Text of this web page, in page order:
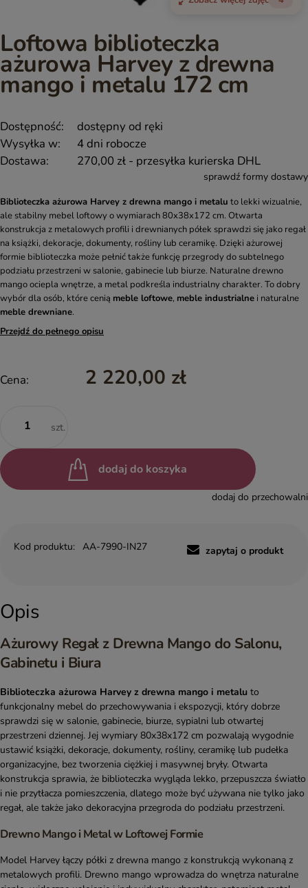
Loftowa biblioteczka
ażurowa Harvey z drewna
mango i metalu 172 cm
Dostępność:
dostępny od ręki
Wysyłka w:
4 dni robocze
Dostawa:
270,00 zł - przesyłka kurierska DHL
sprawdź formy dostawy
Biblioteczka ażurowa Harvey z drewna mango i metalu to lekki wizualnie,
ale stabilny mebel loftowy o wymiarach 80x38x172 cm. Otwarta
konstrukcja z metalowych profili i drewnianych półek sprawdzi się jako regał
na książki, dekoracje, dokumenty, rośliny lub ceramikę. Dzięki ażurowej
formie biblioteczka może pełnić także funkcję przegrody do subtelnego
podziału przestrzeni w salonie, gabinecie lub biurze. Naturalne drewno
mango ociepla wnętrze, a metal podkreśla industrialny charakter. To dobry
wybór dla osób, które cenią meble loftowe, meble industrialne i naturalne
meble drewniane.
Przejdź do pełnego opisu
Cena: 2 220,00 zł
szt.
dodaj do koszyka
dodaj do przechowalni
Kod produktu: AA-7990-IN27 zapytaj o produkt
Opis
Ażurowy Regał z Drewna Mango do Salonu,
Gabinetu i Biura
Biblioteczka ażurowa Harvey z drewna mango i metalu to
funkcjonalny mebel do przechowywania i ekspozycji, który dobrze
sprawdzi się w salonie, gabinecie, biurze, sypialni lub otwartej
przestrzeni dziennej. Jej wymiary 80x38x172 cm pozwalają wygodnie
ustawić książki, dekoracje, dokumenty, rośliny, ceramikę lub pudełka
organizacyjne, bez tworzenia ciężkiej i masywnej bryły. Otwarta
konstrukcja sprawia, że biblioteczka wygląda lekko, przepuszcza światło
i nie przytłacza pomieszczenia, dlatego może być używana nie tylko jako
regał, ale także jako dekoracyjna przegroda do podziału przestrzeni.
Drewno Mango i Metal w Loftowej Formie
Model Harvey łączy półki z drewna mango z konstrukcją wykonaną z
metalowych profili. Drewno mango wprowadza do wnętrza naturalne